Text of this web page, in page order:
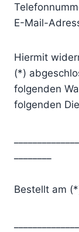
E-Mail-
Hiermit
(*)
folgenden
folgenden
Bestellt am